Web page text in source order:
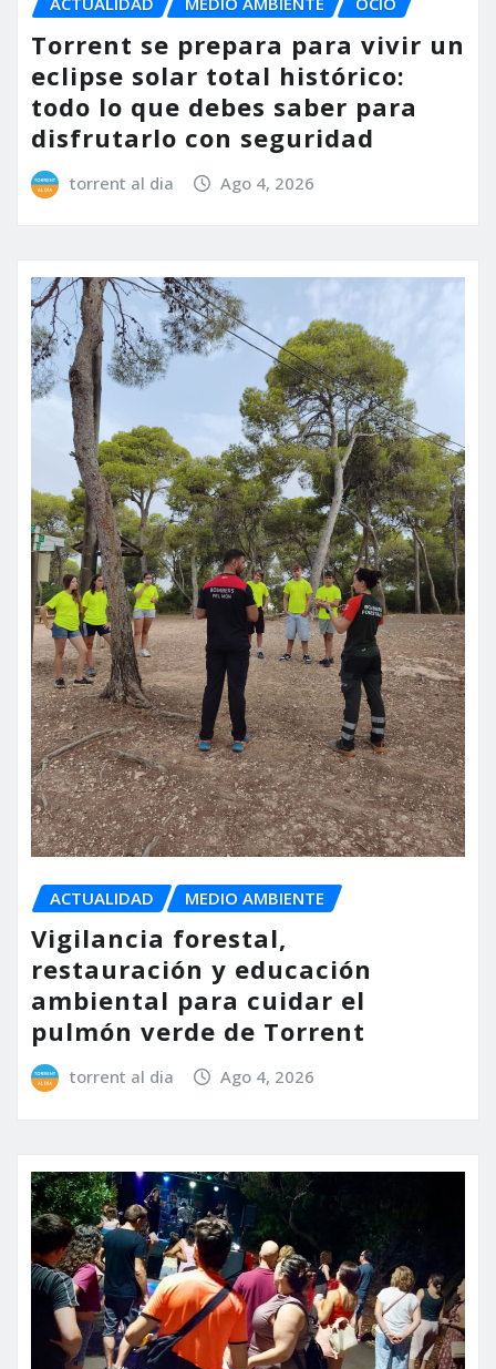
Torrent se prepara para vivir un
eclipse solar total histórico:
todo lo que debes saber para
disfrutarlo con seguridad
torrent al dia Ago 4, 2026
ACTUALIDAD MEDIO AMBIENTE
Vigilancia forestal,
restauración y educación
ambiental para cuidar el
pulmón verde de Torrent
torrent al dia Ago 4, 2026